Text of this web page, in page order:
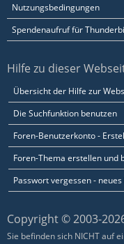
Nutzungsbedingungen
Spendenaufruf für
Hilfe zu dieser
Übersicht der Hilfe zur
Die Suchfunktion benutzen
Foren-Benutzerkonto -
Foren-Thema erstellen und
Passwort vergessen -
Copyright © 2003-
Sie befinden sich NICHT auf